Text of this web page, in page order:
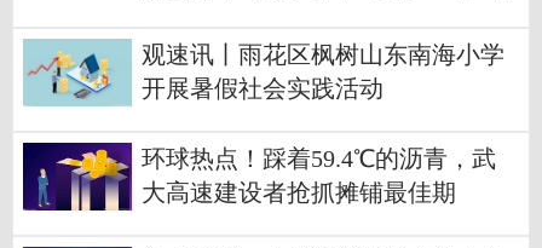
观速讯丨雨花区枫树山东南海小学
开展暑假社会实践活动
环球热点！踩着59.4℃的沥青，武
大高速建设者抢抓摊铺最佳期